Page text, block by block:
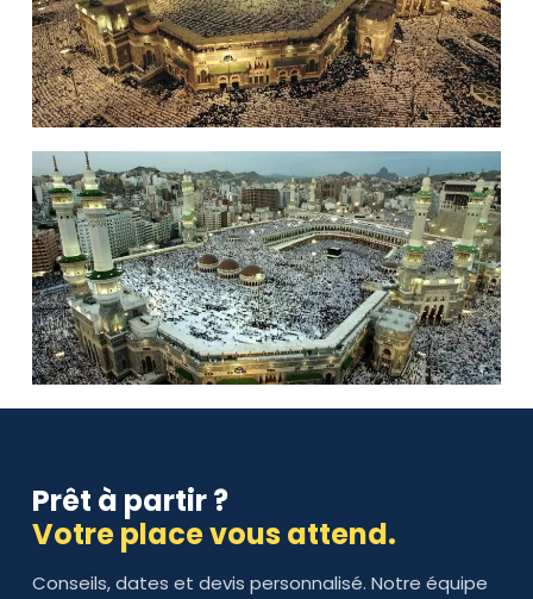
Prêt à partir ?
Votre place vous attend.
Conseils, dates et devis personnalisé. Notre équipe